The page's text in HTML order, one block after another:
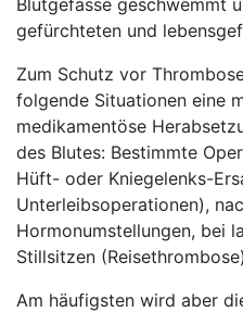
Blutgefässe geschwemmt
gefürchteten und
Zum Schutz vor
folgende Situationen eine
medikamentöse
des Blutes: Bestimmte
Hüft- oder Kniegelenks-
Unterleibsoperationen),
Hormonumstellungen, bei
Stillsitzen
Am häufigsten wird aber